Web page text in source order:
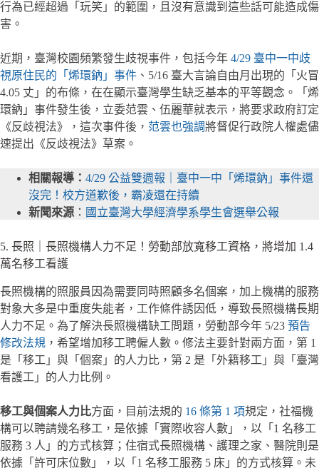
行為已經超過「玩笑」的範圍，且沒有意識到這些話可能造成傷
害。
近期，臺灣校園頻繁發生歧視事件，包括今年 4/29 臺中一中歧
視原住民的「烯環鈉」事件 、5/16 臺大言論自由月出現的「火冒
4.05 丈」的布條，在在顯示臺灣學生缺乏基本的平等觀念。「烯
環鈉」事件發生後，立委范雲、伍麗華就表示，將要求政府訂定
《反歧視法》，這次事件後， 范雲也強調將督促行政院人權處儘
速提出《反歧視法》草案。
相關報導： 4/29 公益雙週報｜臺中一中「烯環鈉」事件還
沒完！校方道歉後，霸凌還在持續
新聞來源 ： 國立臺灣大學經濟學系學生會選舉公報
5. 長照｜長照機構人力不足！勞動部放寬移工資格，將增加 1.4
萬名移工看護
長照機構的照服員因為需要同時照顧多名個案，加上機構的服務
對象大多是中重度失能者，工作條件誘因低，導致長照機構長期
人力不足。為了解決長照機構缺工問題，勞動部今年 5/23 預告
修改法規 ，希望增加移工聘僱人數。修法主要針對兩方面，第 1
是「移工」與「個案」的人力比，第 2 是「外籍移工」與「臺灣
看護工」的人力比例。
移工與個案人力比方面，目前法規的 16 條第 1 項規定，社福機
構可以聘請幾名移工，是依據「實際收容人數」，以「1 名移工
服務 3 人」的方式核算；住宿式長照機構、護理之家、醫院則是
依據「許可床位數」，以「1 名移工服務 5 床」的方式核算。未